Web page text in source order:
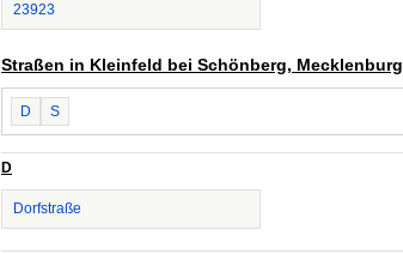
23923
Straßen in Kleinfeld bei Schönberg, Mecklenburg
D S
D
Dorfstraße